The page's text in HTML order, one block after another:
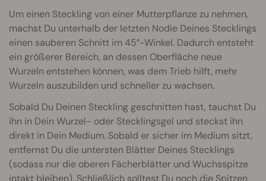
Um einen Steckling von einer Mutterpflanze zu nehmen,
machst Du unterhalb der letzten Nodie Deines Stecklings
einen sauberen Schnitt im 45°-Winkel. Dadurch entsteht
ein größerer Bereich, an dessen Oberfläche neue
Wurzeln entstehen können, was dem Trieb hilft, mehr
Wurzeln auszubilden und schneller zu wachsen.
Sobald Du Deinen Steckling geschnitten hast, tauchst Du
ihn in Dein Wurzel- oder Stecklingsgel und steckst ihn
direkt in Dein Medium. Sobald er sicher im Medium sitzt,
entfernst Du die untersten Blätter Deines Stecklings
(sodass nur die oberen Fächerblätter und Wuchsspitze
intakt bleiben). Schließlich solltest Du noch die Spitzen